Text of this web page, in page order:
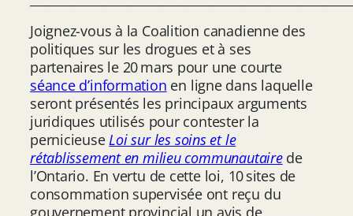
Joignez-vous à la Coalition canadienne des
politiques sur les drogues et à ses
partenaires le 20 mars pour une courte
séance d’information en ligne dans laquelle
seront présentés les principaux arguments
juridiques utilisés pour contester la
pernicieuseLoi sur les soins et le
rétablissement en milieu communautairede
l’Ontario. En vertu de cette loi, 10 sites de
consommation supervisée ont reçu du